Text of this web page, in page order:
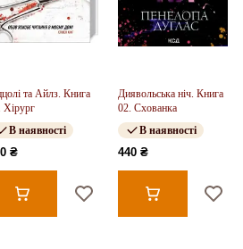
та Айлз. Книга
Хірург
В наявності
₴
Диявольська ніч. Книга
02. Схованка
В наявності
440 ₴